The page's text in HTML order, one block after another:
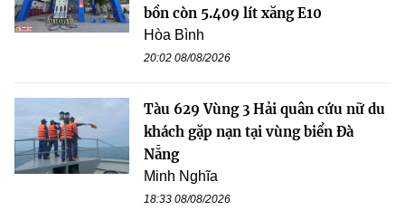
bồn còn 5.409 lít xăng E10
Hòa Bình
20:02 08/08/2026
Tàu 629 Vùng 3 Hải quân cứu nữ du
khách gặp nạn tại vùng biển Đà
Nẵng
Minh Nghĩa
18:33 08/08/2026